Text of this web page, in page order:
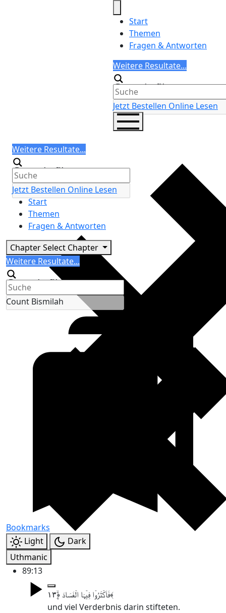
Start
Themen
Fragen & Antworten
Search
Weitere Resultate...
Generic filters
Jetzt Bestellen Online Lesen
Search
Weitere Resultate...
Generic filters
Jetzt Bestellen Online Lesen
Start
Themen
Fragen & Antworten
ChapterSelect Chapter
Search
Weitere Resultate...
Generic filters
Count Bismilah
Bookmarks
Light
Dark
Uthmanic
89:13
فَاَکۡثَرُوۡا فِیۡہَا الۡفَسَادَ ﴿۪ۙ۱۳﴾
und viel Verderbnis darin stifteten.